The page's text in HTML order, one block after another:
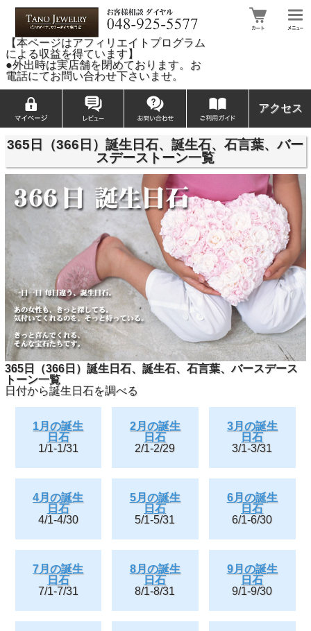
【本ページはアフィリエイトプログラム
による収益を得ています】
●外出時は実店舗を閉めております。お
電話にてお問い合わせ下さいませ。
アクセス
365日（366日）誕生日石、誕生石、石言葉、バー
スデーストーン一覧
365日（366日）誕生日石、誕生石、石言葉、バースデース
トーン一覧
日付から誕生日石を調べる
1月の誕生
日石
1/1-1/31
2月の誕生
日石
2/1-2/29
3月の誕生
日石
3/1-3/31
4月の誕生
日石
4/1-4/30
5月の誕生
日石
5/1-5/31
6月の誕生
日石
6/1-6/30
7月の誕生
日石
7/1-7/31
8月の誕生
日石
8/1-8/31
9月の誕生
日石
9/1-9/30